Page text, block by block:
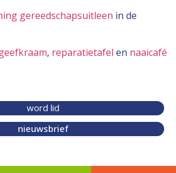
gereedschapsuitleen in de
, reparatietafel en naaicafé
word lid
nieuwsbrief